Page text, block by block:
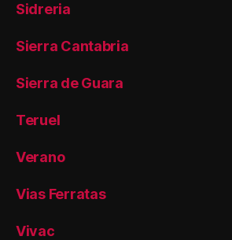
Sidreria
Sierra Cantabria
Sierra de Guara
Teruel
Verano
Vias Ferratas
Vivac